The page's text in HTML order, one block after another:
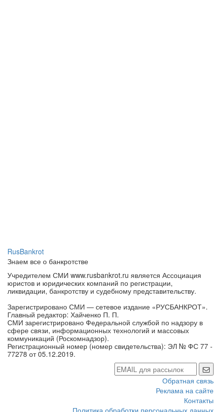
RusBankrot
Знаем все о банкротстве
Учредителем СМИ www.rusbankrot.ru является Ассоциация
юристов и юридических компаний по регистрации,
ликвидации, банкротству и судебному представительству.
Зарегистрировано СМИ — сетевое издание «РУСБАНКРОТ».
Главный редактор: Хайченко П. П.
СМИ зарегистрировано Федеральной службой по надзору в
сфере связи, информационных технологий и массовых
коммуникаций (Роскомнадзор).
Регистрационный номер (номер свидетельства): ЭЛ № ФС 77 -
77278 от 05.12.2019.
Обратная связь
Реклама на сайте
Контакты